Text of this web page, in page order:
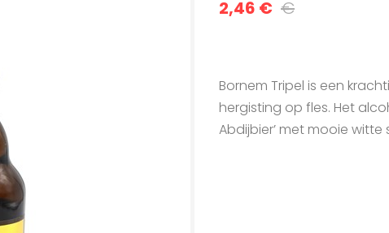
2,46 € €
Bornem Tripel is een
hergisting op fles. Het
Abdijbier’ met mooie witte